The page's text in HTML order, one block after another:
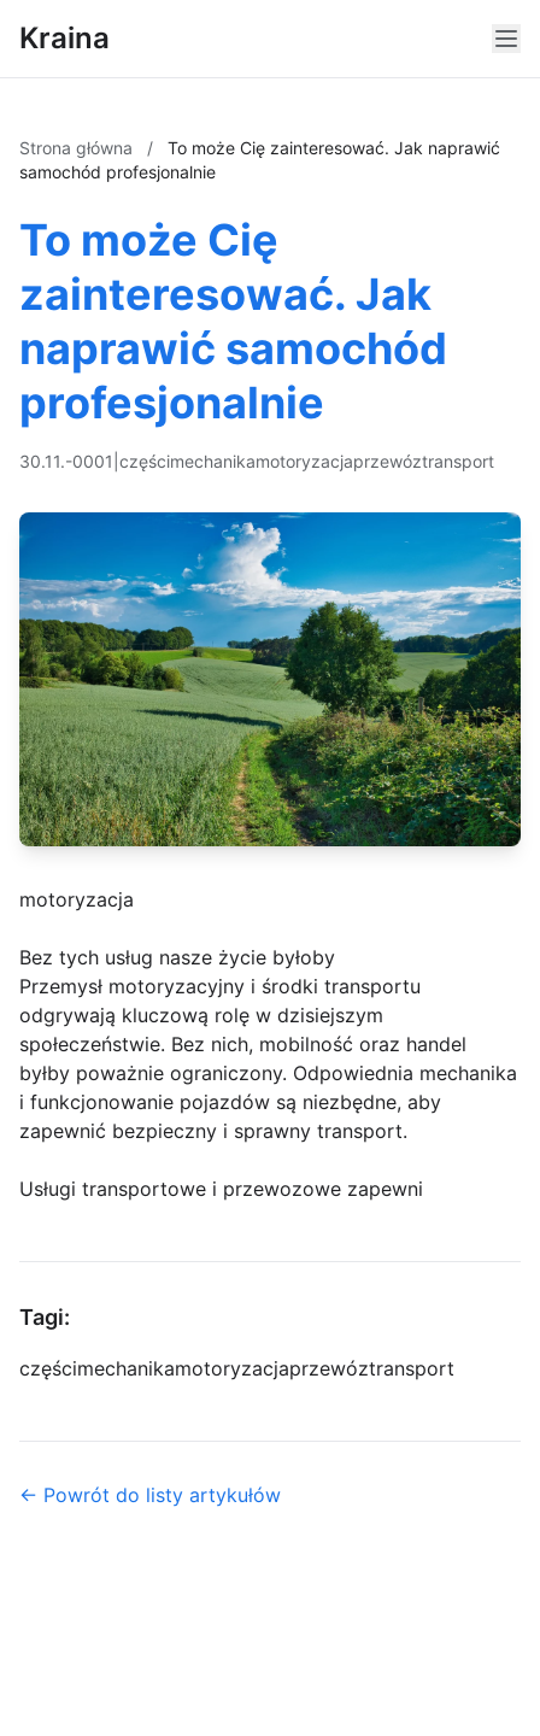
Kraina
Strona główna /
To może Cię zainteresować. Jak naprawić
samochód profesjonalnie
To może Cię
zainteresować. Jak
naprawić samochód
profesjonalnie
30.11.-0001 częścimechanikamotoryzacjaprzewóztransport
motoryzacja
Bez tych usług nasze życie byłoby
Przemysł motoryzacyjny i środki transportu
odgrywają kluczową rolę w dzisiejszym
społeczeństwie. Bez nich, mobilność oraz handel
byłby poważnie ograniczony. Odpowiednia mechanika
i funkcjonowanie pojazdów są niezbędne, aby
zapewnić bezpieczny i sprawny transport.
Usługi transportowe i przewozowe zapewni
Tagi:
częścimechanikamotoryzacjaprzewóztransport
← Powrót do listy artykułów